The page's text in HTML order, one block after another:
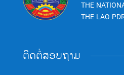
THE
THE LAO
ຕິດຕໍ່ສອບຖາມ